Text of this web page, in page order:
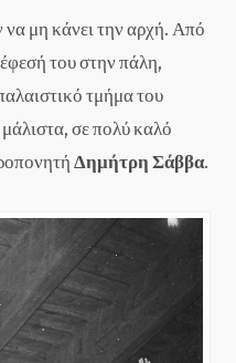
μη κάνει την αρχή. Από
του στην πάλη,
τμήμα του
σε πολύ καλό
Δημήτρη Σάββα.